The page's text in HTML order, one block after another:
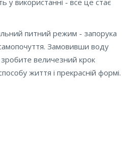
питний режим - запорука
Замовивши воду
величезний крок
життя і прекрасній формі.